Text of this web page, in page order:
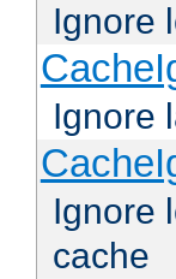
Ignore
Ignore
Ignore
cache